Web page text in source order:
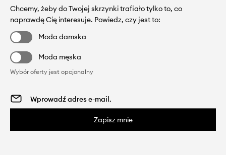
Chcemy, żeby do Twojej skrzynki trafiało tylko to, co
naprawdę Cię interesuje. Powiedz, czy jest to:
Moda damska
Moda męska
Wybór oferty jest opcjonalny
Zapisz mnie